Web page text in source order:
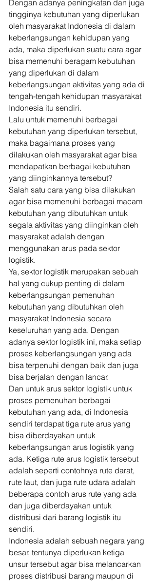
Dengan adanya peningkatan dan juga
tingginya kebutuhan yang diperlukan
oleh masyarakat Indonesia di dalam
keberlangsungan kehidupan yang
ada, maka diperlukan suatu cara agar
bisa memenuhi beragam kebutuhan
yang diperlukan di dalam
keberlangsungan aktivitas yang ada di
tengah-tengah kehidupan masyarakat
Indonesia itu sendiri.
Lalu untuk memenuhi berbagai
kebutuhan yang diperlukan tersebut,
maka bagaimana proses yang
dilakukan oleh masyarakat agar bisa
mendapatkan berbagai kebutuhan
yang diinginkannya tersebut?
Salah satu cara yang bisa dilakukan
agar bisa memenuhi berbagai macam
kebutuhan yang dibutuhkan untuk
segala aktivitas yang diinginkan oleh
masyarakat adalah dengan
menggunakan arus pada sektor
logistik.
Ya, sektor logistik merupakan sebuah
hal yang cukup penting di dalam
keberlangsungan pemenuhan
kebutuhan yang dibutuhkan oleh
masyarakat Indonesia secara
keseluruhan yang ada. Dengan
adanya sektor logistik ini, maka setiap
proses keberlangsungan yang ada
bisa terpenuhi dengan baik dan juga
bisa berjalan dengan lancar.
Dan untuk arus sektor logistik untuk
proses pemenuhan berbagai
kebutuhan yang ada, di Indonesia
sendiri terdapat tiga rute arus yang
bisa diberdayakan untuk
keberlangsungan arus logistik yang
ada. Ketiga rute arus logistik tersebut
adalah seperti contohnya rute darat,
rute laut, dan juga rute udara adalah
beberapa contoh arus rute yang ada
dan juga diberdayakan untuk
distribusi dari barang logistik itu
sendiri.
Indonesia adalah sebuah negara yang
besar, tentunya diperlukan ketiga
unsur tersebut agar bisa melancarkan
proses distribusi barang maupun di